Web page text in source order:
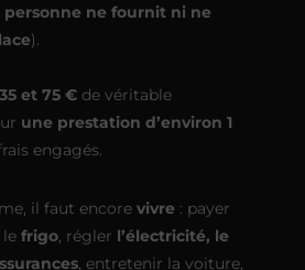
ne fournit ni ne
).
et 75 €de véritable
une prestation d’environ 1
engagés.
il faut encore vivre : payer
frigo, régler l’électricité, le
, entretenir la voiture,